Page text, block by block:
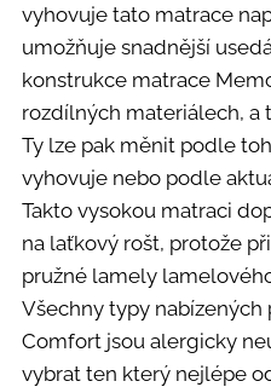
vyhovuje tato matrace
umožňuje snadnější
konstrukce matrace
rozdílných materiálech, a
Ty lze pak měnit podle
vyhovuje nebo podle
Takto vysokou matraci
na laťkový rošt, protože
pružné lamely
Všechny typy
Comfort jsou alergicky
vybrat ten který nejlépe